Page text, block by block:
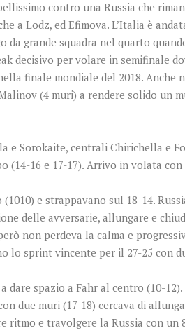
contro una Russia che
a Lodz, ed Efimova. L’Italia è
grande squadra nel quarto
decisivo per volare in semifinale
finale mondiale del 2018. Anche
(4 muri) a rendere solido un
Sorokaite, centrali Chirichella e
(14-16 e 17-17). Arrivo in volata
e strappavano sul 18-14.
delle avversarie, allungare e
non perdeva la calma e
lo sprint vincente per il 27-25 con
spazio a Fahr al centro (10-
due muri (17-18) cercava di
e travolgere la Russia con un